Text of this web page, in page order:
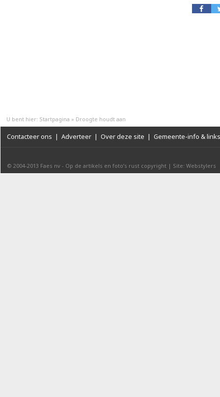
U bent hier: Startpagina » Droogte houdt aan
Contacteer ons | Adverteer | Over deze site | Gemeente-info & links
© 2004-2013 Faes nv - Op de artikels en foto’s rust copyright | Site: Webstylers